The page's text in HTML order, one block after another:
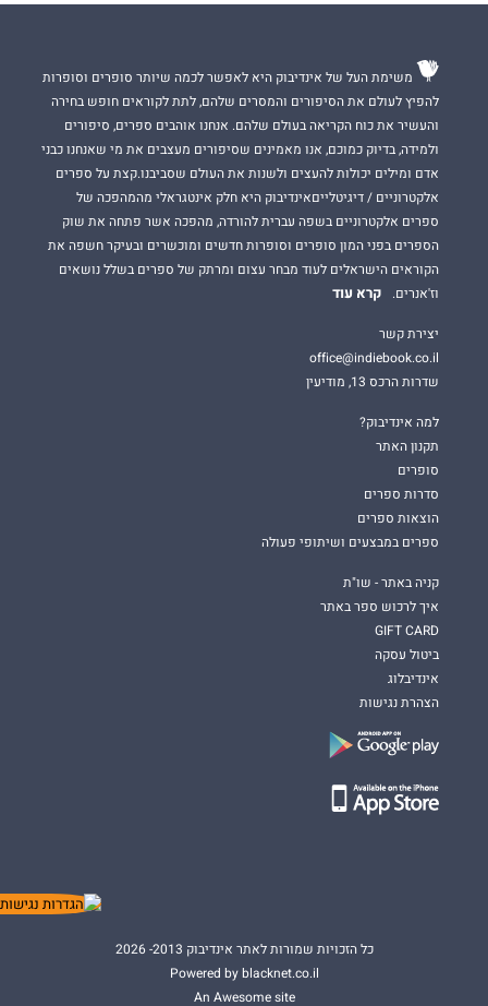
משימת העל של אינדיבוק היא לאפשר לכמה שיותר סופרים וסופרות
להפיץ לעולם את הסיפורים והמסרים שלהם, לתת לקוראים חופש בחירה
והעשיר את כוח הקריאה בעולם שלהם. אנחנו אוהבים ספרים, סיפורים
ולמידה, בדיוק כמוכם, אנו מאמינים שסיפורים מעצבים את מי שאנחנו כבני
אדם ומילים יכולות להעצים ולשנות את העולם שסביבנו.קצת על ספרים
אלקטרוניים / דיגיטלייםאינדיבוק היא חלק אינטגראלי מהמהפכה של
ספרים אלקטרוניים בשפה עברית להורדה, מהפכה אשר פתחה את שוק
הספרים בפני המון סופרים וסופרות חדשים ומוכשרים ובעיקר חשפה את
הקוראים הישראלים לעוד מבחר עצום ומרתק של ספרים בשלל נושאים
וז'אנרים.
קרא עוד
יצירת קשר
office@indiebook.co.il
שדרות הרכס 13, מודיעין
למה אינדיבוק?
תקנון האתר
סופרים
סדרות ספרים
הוצאות ספרים
ספרים במבצעים ושיתופי פעולה
קניה באתר - שו"ת
איך לרכוש ספר באתר
GIFT CARD
ביטול עסקה
אינדיבלוג
הצהרת נגישות
כל הזכויות שמורות לאתר אינדיבוק 2013- 2026
Powered by blacknet.co.il
An Awesome site